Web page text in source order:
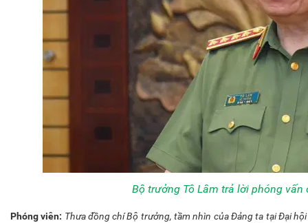
Bộ trưởng Tô Lâm trả lời phóng vấn
Phóng viên: Thưa đồng chí Bộ trưởng, tầm nhìn của Đảng ta tại Đại